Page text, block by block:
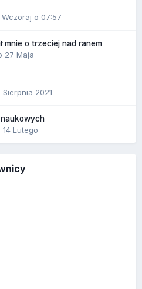
Wczoraj o 07:57
mnie o trzeciej nad ranem
27 Maja
Sierpnia 2021
naukowych
14 Lutego